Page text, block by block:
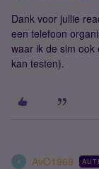
Dank voor jullie
een telefoon
waar ik de sim
kan testen).
A AvO1969